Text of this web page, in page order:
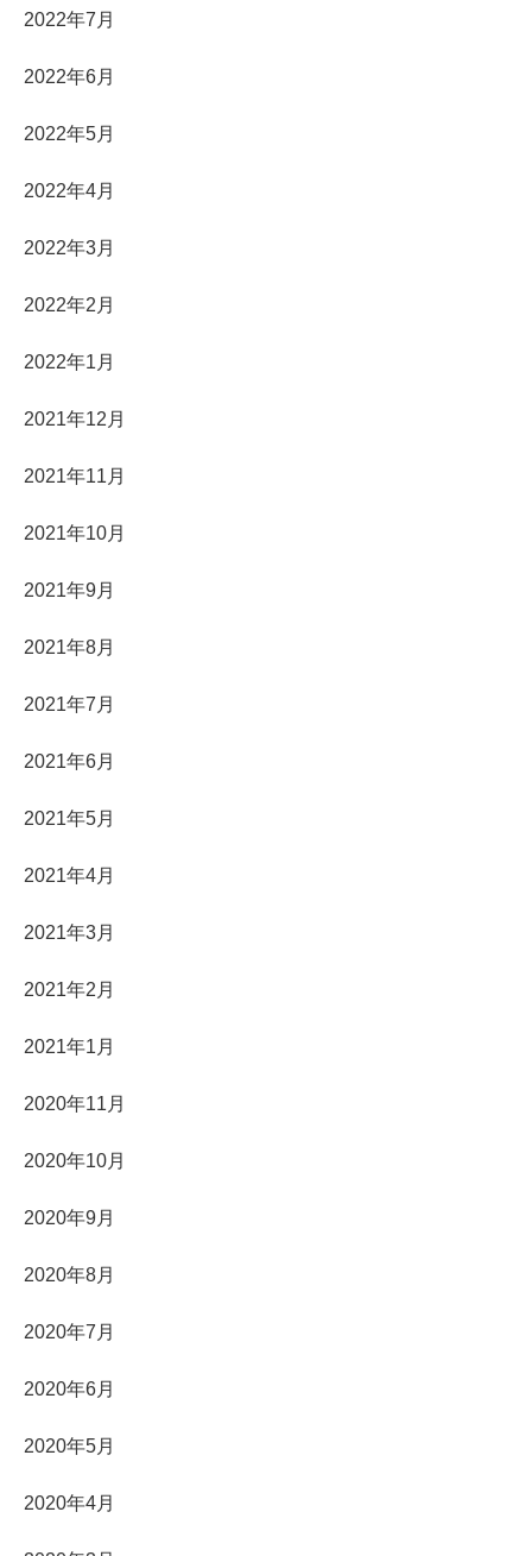
2022年7月
2022年6月
2022年5月
2022年4月
2022年3月
2022年2月
2022年1月
2021年12月
2021年11月
2021年10月
2021年9月
2021年8月
2021年7月
2021年6月
2021年5月
2021年4月
2021年3月
2021年2月
2021年1月
2020年11月
2020年10月
2020年9月
2020年8月
2020年7月
2020年6月
2020年5月
2020年4月